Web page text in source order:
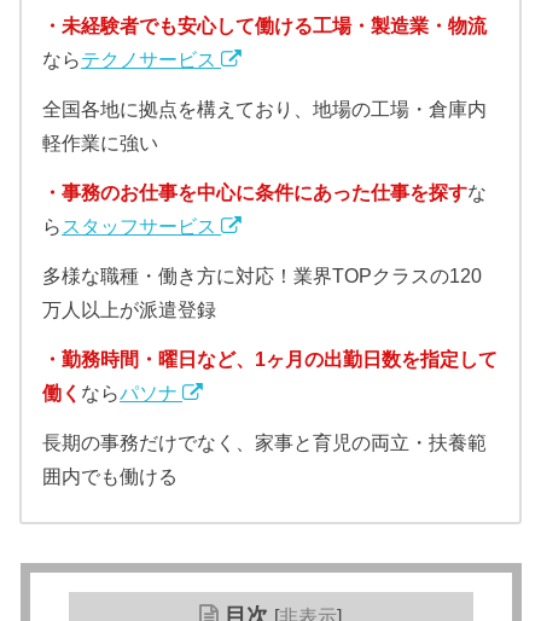
・未経験者でも安心して働ける工場・製造業・物流
ならテクノサービス
全国各地に拠点を構えており、地場の工場・倉庫内
軽作業に強い
・事務のお仕事を中心に条件にあった仕事を探すな
ら スタッフサービス
多様な職種・働き方に対応！業界TOPクラスの120
万人以上が派遣登録
・勤務時間・曜日など、1ヶ月の出勤日数を指定して
働く ならパソナ
長期の事務だけでなく、家事と育児の両立・扶養範
囲内でも働ける